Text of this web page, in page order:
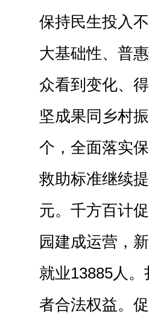
保持民生投入
大基础性、普
众看到变化、
坚成果同乡村
个，全面落实
救助标准继续
元。千方百计
园建成运营，
就业13885人
者合法权益。